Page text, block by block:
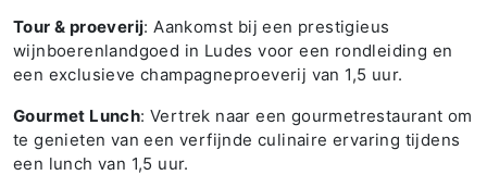
Tour & proeverij: Aankomst bij een prestigieus
wijnboerenlandgoed in Ludes voor een rondleiding en
een exclusieve champagneproeverij van 1,5 uur.
Gourmet Lunch: Vertrek naar een gourmetrestaurant om
te genieten van een verfijnde culinaire ervaring tijdens
een lunch van 1,5 uur.